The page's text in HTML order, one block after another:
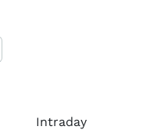
Intraday